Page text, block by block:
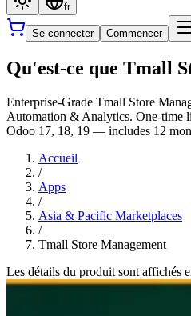
fr
Se connecter Commencer
Qu'est-ce que Tmall
Enterprise-Grade Tmall Store
Automation & Analytics. One-time
Odoo 17, 18, 19 — includes 12
Accueil
/
Apps
/
Asia & Pacific Marketplaces
/
Tmall Store Management
Les détails du produit sont affichés